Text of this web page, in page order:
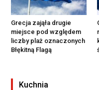
Grecja zająła drugie
miejsce pod względem
liczby plaż oznaczonych
Błękitną Flagą
Kuchnia